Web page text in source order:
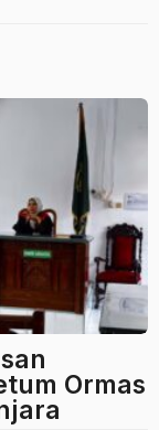
Ormas